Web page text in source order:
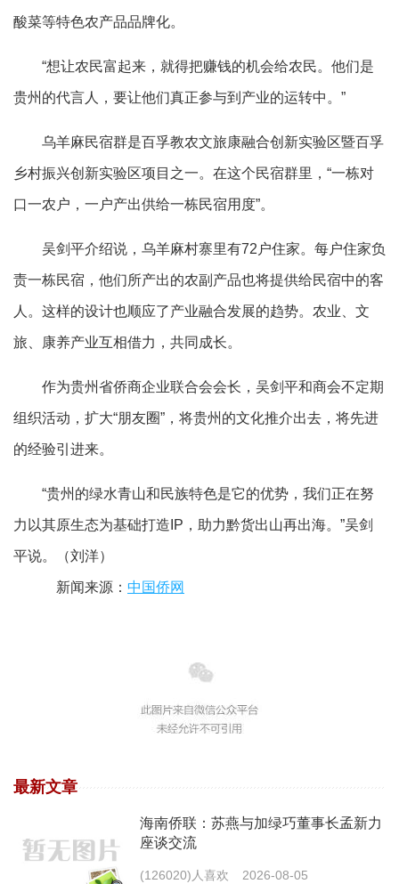
酸菜等特色农产品品牌化。
“想让农民富起来，就得把赚钱的机会给农民。他们是
贵州的代言人，要让他们真正参与到产业的运转中。”
乌羊麻民宿群是百孚教农文旅康融合创新实验区暨百孚
乡村振兴创新实验区项目之一。在这个民宿群里，“一栋对
口一农户，一户产出供给一栋民宿用度”。
吴剑平介绍说，乌羊麻村寨里有72户住家。每户住家负
责一栋民宿，他们所产出的农副产品也将提供给民宿中的客
人。这样的设计也顺应了产业融合发展的趋势。农业、文
旅、康养产业互相借力，共同成长。
作为贵州省侨商企业联合会会长，吴剑平和商会不定期
组织活动，扩大“朋友圈”，将贵州的文化推介出去，将先进
的经验引进来。
“贵州的绿水青山和民族特色是它的优势，我们正在努
力以其原生态为基础打造IP，助力黔货出山再出海。”吴剑
平说。（刘洋）
新闻来源： 中国侨网
最新文章
海南侨联：苏燕与加绿巧董事长孟新力
座谈交流
(126020)人喜欢 2026-08-05